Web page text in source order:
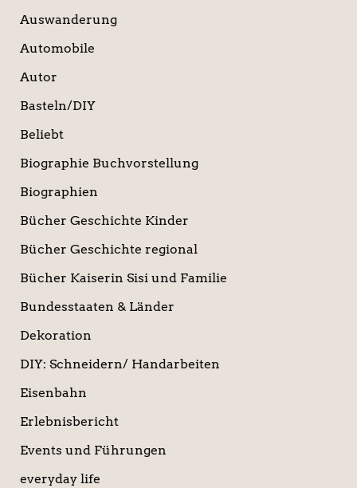
Auswanderung
Automobile
Autor
Basteln/DIY
Beliebt
Biographie Buchvorstellung
Biographien
Bücher Geschichte Kinder
Bücher Geschichte regional
Bücher Kaiserin Sisi und Familie
Bundesstaaten & Länder
Dekoration
DIY: Schneidern/ Handarbeiten
Eisenbahn
Erlebnisbericht
Events und Führungen
everyday life